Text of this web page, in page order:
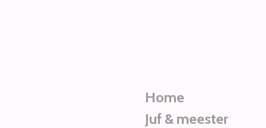
Home
Juf & meester